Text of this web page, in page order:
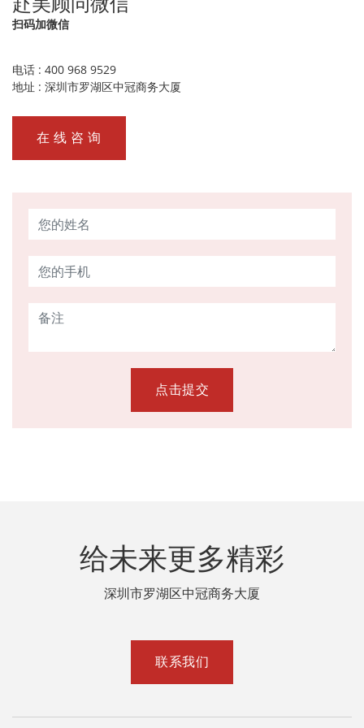
扫码加微信
电话 : 400 968 9529
地址 : 深圳市罗湖区中冠商务大厦
在 线 咨 询
点击提交
给未来更多精彩
深圳市罗湖区中冠商务大厦
联系我们